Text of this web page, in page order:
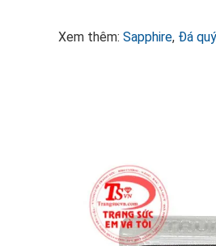
Xem thêm: Sapphire, Đá